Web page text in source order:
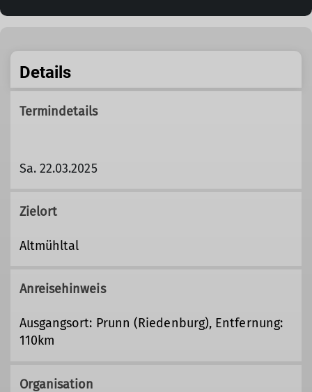
Details
Termindetails
Sa. 22.03.2025
Zielort
Altmühltal
Anreisehinweis
Ausgangsort: Prunn (Riedenburg), Entfernung:
110km
Organisation